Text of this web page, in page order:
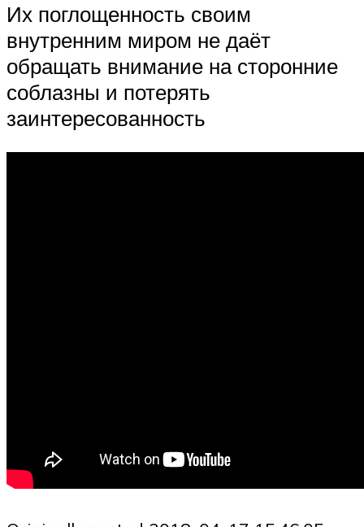
Их поглощенность своим
внутренним миром не даёт
обращать внимание на сторонние
соблазны и потерять
заинтересованность